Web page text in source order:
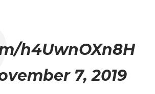
h4UwnOXn8H
7, 2019